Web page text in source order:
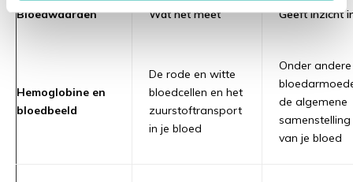
Bloedwaarden Wat het meet Geeft inzicht
Hemoglobine en
bloedbeeld
De rode en witte
bloedcellen en het
zuurstoftransport
in je bloed
Onder andere
de algemene
samenstelling
van je bloed